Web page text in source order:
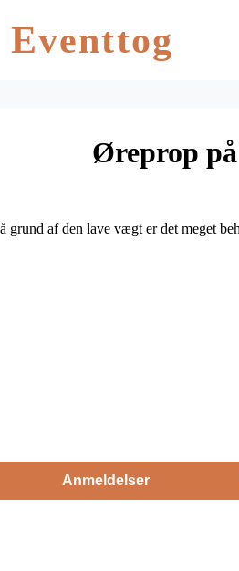
Eventtog
Øreprop
af den lave vægt er det meget
Anmeldelser